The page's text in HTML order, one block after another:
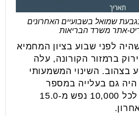
בגבעת שמואל בשבועיים האחרונים
לפני שבוע בציון המחמיא
ירוק ברמזור הקורונה, עלה
6 וצבוע בצהוב. השינוי המשמעותי
היה גם בעלייה במספר
החולים החדשים לכל 10,000 נפש מ-15.0